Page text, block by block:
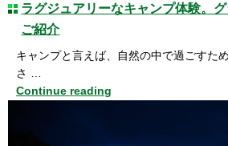
ラグジュアリーなキャンプ体験。
ご紹介
キャンプと言えば、自然の中で過ごすた
さ …
Continue reading